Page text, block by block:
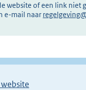
website of een link niet
e-mail naar